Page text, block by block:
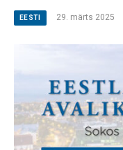
EESTI 29. märts 2025